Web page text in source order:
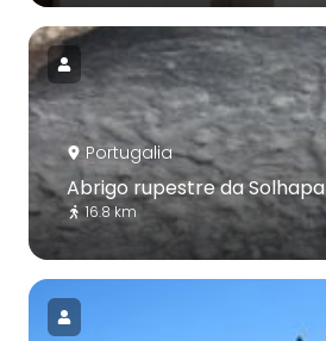
Portugalia
Abrigo rupestre da Solhapa
16.8 km